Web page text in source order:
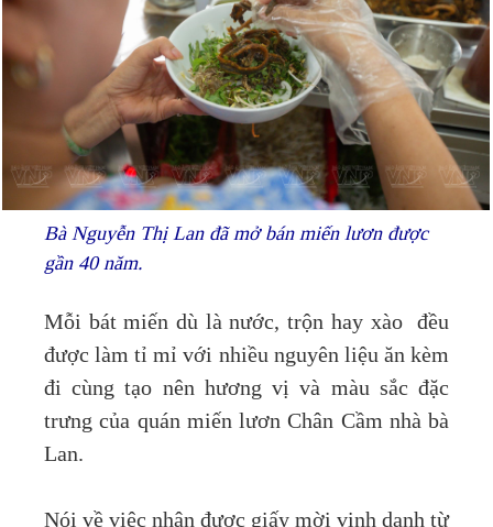
Bà Nguyễn Thị Lan đã mở bán miến lươn được
gần 40 năm.
Mỗi bát miến dù là nước, trộn hay xào đều
được làm tỉ mỉ với nhiều nguyên liệu ăn kèm
đi cùng tạo nên hương vị và màu sắc đặc
trưng của quán miến lươn Chân Cầm nhà bà
Lan.
Nói về việc nhận được giấy mời vinh danh từ